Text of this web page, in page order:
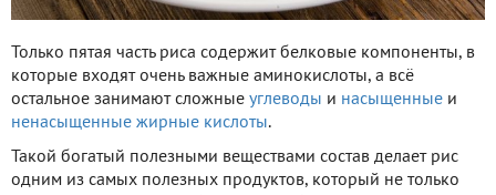
Только пятая часть риса содержит белковые компоненты, в
которые входят очень важные аминокислоты, а всё
остальное занимают сложные углеводы и насыщенные и
ненасыщенные жирные кислоты.
Такой богатый полезными веществами состав делает рис
одним из самых полезных продуктов, который не только